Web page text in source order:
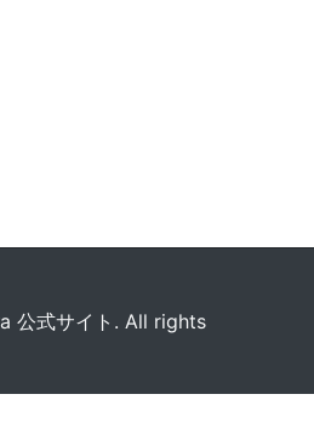
公式サイト. All rights